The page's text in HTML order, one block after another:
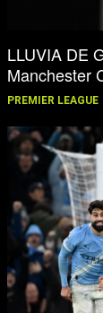
LLUVIA DE
Manchester
PREMIER LEAGUE